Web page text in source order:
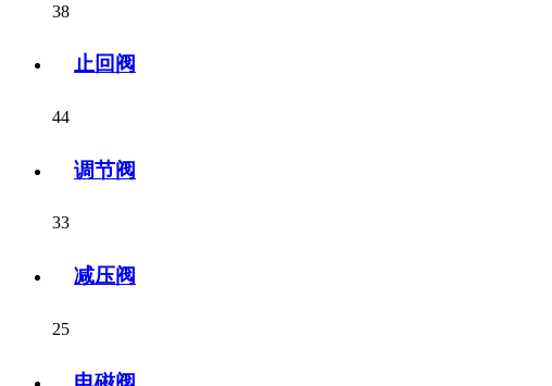
38
止回阀
44
调节阀
33
减压阀
25